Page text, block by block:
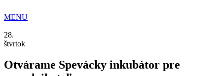
na
MENU
28.
štvrtok
Otvárame Spevácky inkubátor pre